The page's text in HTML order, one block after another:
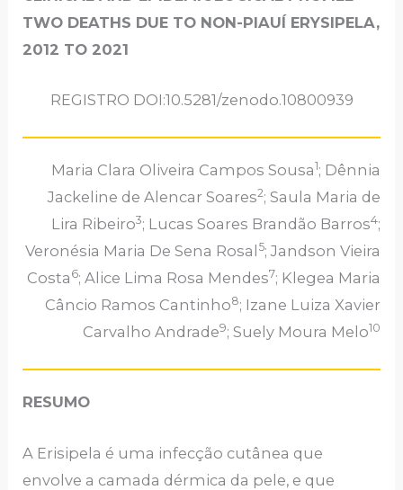
TWO DEATHS DUE TO NON-PIAUÍ ERYSIPELA,
2012 TO 2021
REGISTRO DOI:10.5281/zenodo.10800939
Maria Clara Oliveira Campos Sousa1; Dênnia
Jackeline de Alencar Soares2; Saula Maria de
Lira Ribeiro3; Lucas Soares Brandão Barros4;
Veronésia Maria De Sena Rosal 5; Jandson Vieira
Costa 6; Alice Lima Rosa Mendes7; Klegea Maria
Câncio Ramos Cantinho8; Izane Luiza Xavier
Carvalho Andrade9; Suely Moura Melo10
RESUMO
A Erisipela é uma infecção cutânea que
envolve a camada dérmica da pele, e que